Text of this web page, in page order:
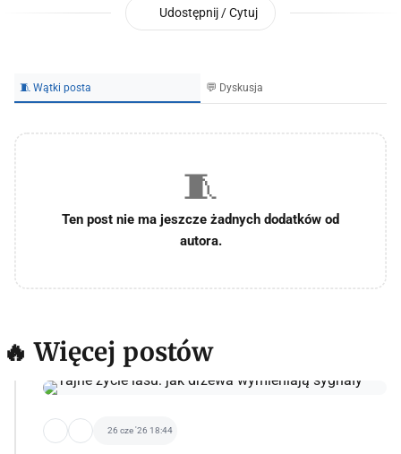
Udostępnij / Cytuj
🧵 Wątki posta 💬 Dyskusja
🧵
Ten post nie ma jeszcze żadnych dodatków od
autora.
🔥 Więcej postów
26 cze '26 18:44